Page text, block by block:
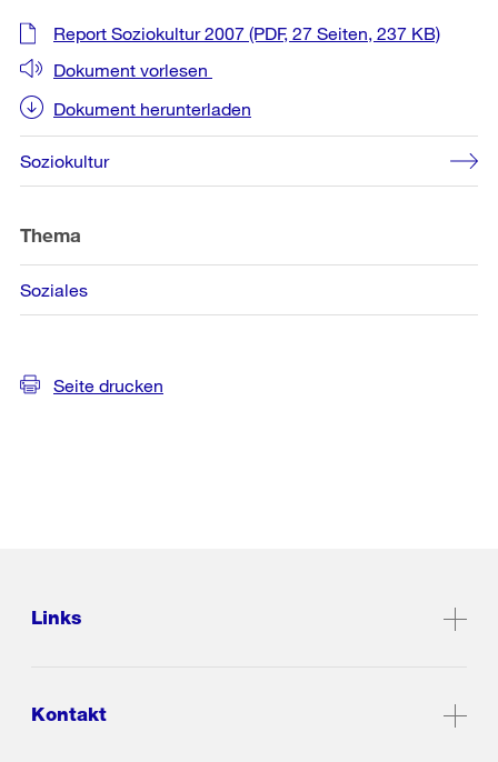
Weitere
Informationen
Report Soziokultur 2007 (PDF, 27 Seiten, 237 KB)
Dokument vorlesen
Dokument herunterladen
Soziokultur
Thema
Soziales
Seite drucken
Links
Kontakt